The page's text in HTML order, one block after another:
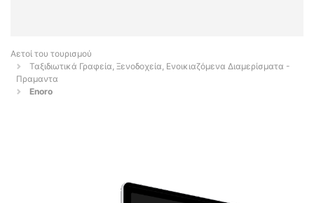
Αετοί του τουρισμού
Ταξιδιωτικά Γραφεία, Ξενοδοχεία, Ενοικιαζόμενα Διαμερίσματα -
Πραμαντα
Enoro